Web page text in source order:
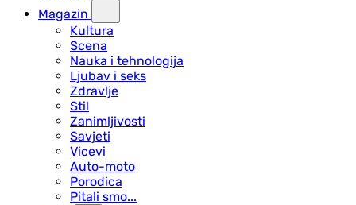
Magazin
Kultura
Scena
Nauka i tehnologija
Ljubav i seks
Zdravlje
Stil
Zanimljivosti
Savjeti
Vicevi
Auto-moto
Porodica
Pitali smo...